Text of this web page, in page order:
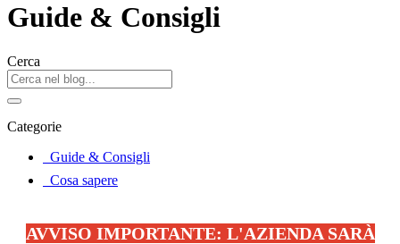
Guide & Consigli
Cerca
Categorie
Guide & Consigli
Cosa sapere
AVVISO IMPORTANTE: L'AZIENDA SARÀ